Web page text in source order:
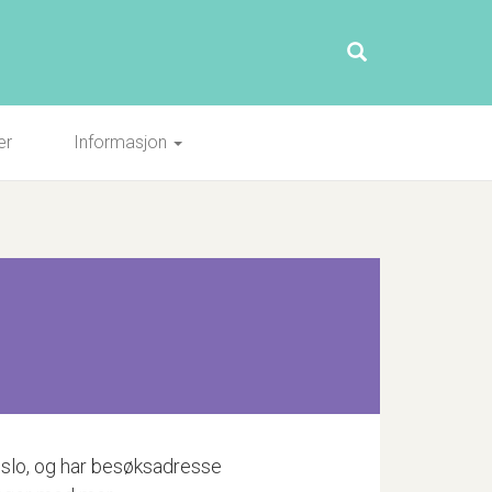
Informasjon
og har besøksadresse